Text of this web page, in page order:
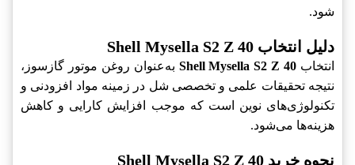
شود.
دلیل انتخاب Shell Mysella S2 Z 40
انتخاب Shell Mysella S2 Z 40 به‌عنوان روغن موتور گازسوز،
نتیجه تحقیقات علمی و تخصصی شل در زمینه مواد افزودنی و
تکنولوژی‌های نوین است که موجب افزایش کارایی و کاهش
هزینه‌ها می‌شود.
نحوه خرید Shell Mysella S2 Z 40